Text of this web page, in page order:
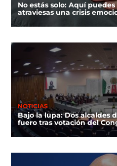
No estás solo: Aquí
atraviesas una crisis
NOTICIAS
Bajo la lupa: Dos alcaldes
fuero tras votación del